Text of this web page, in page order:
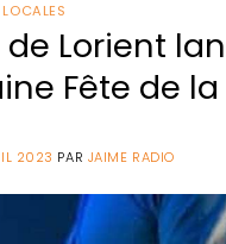
de Lorient
Fête de
2023 PAR JAIME RADIO